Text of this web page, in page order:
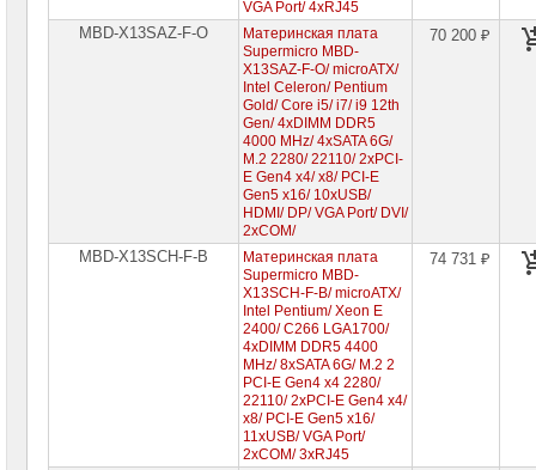
VGA Port/ 4xRJ45
MBD-X13SAZ-F-O
Материнская плата
Supermicro MBD-
X13SAZ-F-O/ microATX/
Intel Celeron/ Pentium
Gold/ Core i5/ i7/ i9 12th
Gen/ 4xDIMM DDR5
4000 MHz/ 4xSATA 6G/
M.2 2280/ 22110/ 2xPCI-
E Gen4 x4/ x8/ PCI-E
Gen5 x16/ 10xUSB/
HDMI/ DP/ VGA Port/ DVI/
2xCOM/
70 200 ₽
MBD-X13SCH-F-B
Материнская плата
Supermicro MBD-
X13SCH-F-B/ microATX/
Intel Pentium/ Xeon E
2400/ C266 LGA1700/
4xDIMM DDR5 4400
MHz/ 8xSATA 6G/ M.2 2
PCI-E Gen4 x4 2280/
22110/ 2xPCI-E Gen4 x4/
x8/ PCI-E Gen5 x16/
11xUSB/ VGA Port/
2xCOM/ 3xRJ45
74 731 ₽